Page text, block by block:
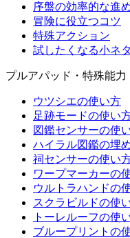
序盤の効率的な進
冒険に役立つコツ
特殊アクション
試したくなる小ネ
プルアパッド・特殊能力
ウツシエの使い方
足跡モードの使い
図鑑センサーの使
ハイラル図鑑の埋
祠センサーの使い
ワープマーカーの
ウルトラハンドの
スクラビルドの使
トーレルーフの使
ブループリントの